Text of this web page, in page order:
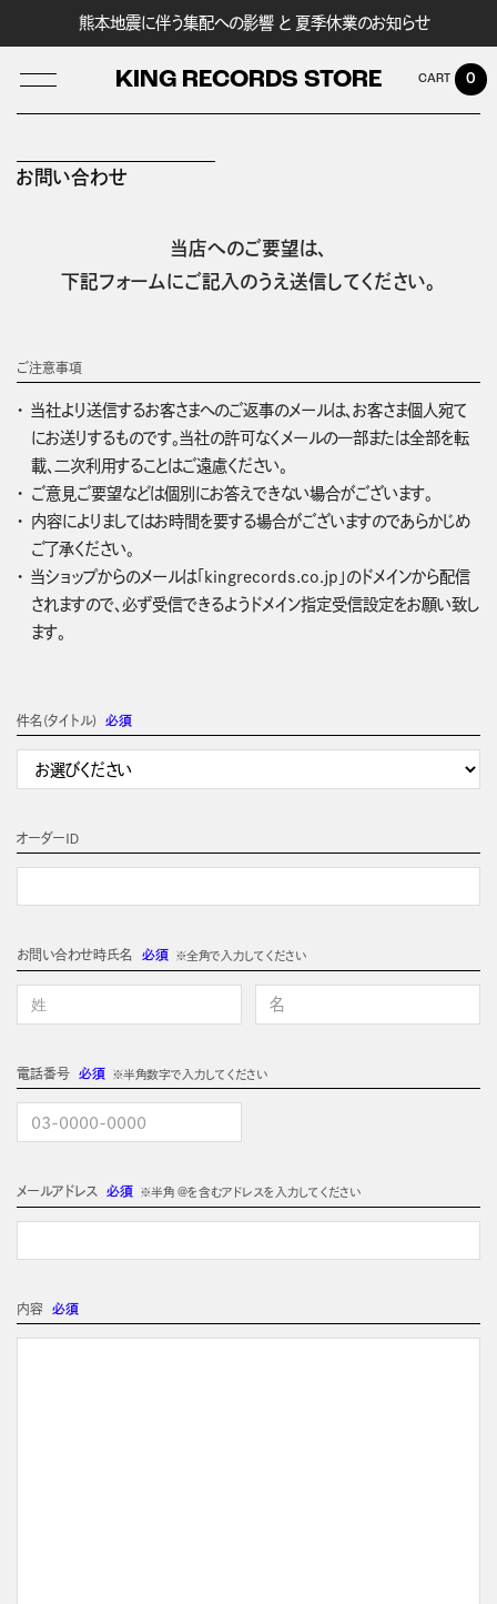
熊本地震に伴う集配への影響 と 夏季休業のお知らせ
KING RECORDS STORE 0
お問い合わせ
当店へのご要望は、
下記フォームにご記入のうえ送信してください。
ご注意事項
当社より送信するお客さまへのご返事のメールは、お客さま個人宛て
にお送りするものです。当社の許可なくメールの一部または全部を転
載、二次利用することはご遠慮ください。
ご意見ご要望などは個別にお答えできない場合がございます。
内容によりましてはお時間を要する場合がございますのであらかじめ
ご了承ください。
当ショップからのメールは「kingrecords.co.jp」のドメインから配信
されますので、必ず受信できるようドメイン指定受信設定をお願い致し
ます。
件名(タイトル) 必須
オーダーＩＤ
お問い合わせ時氏名 必須 ※全角で入力してください
電話番号必須 ※半角数字で入力してください
メールアドレス 必須 ※半角 @を含むアドレスを入力してください
内容 必須